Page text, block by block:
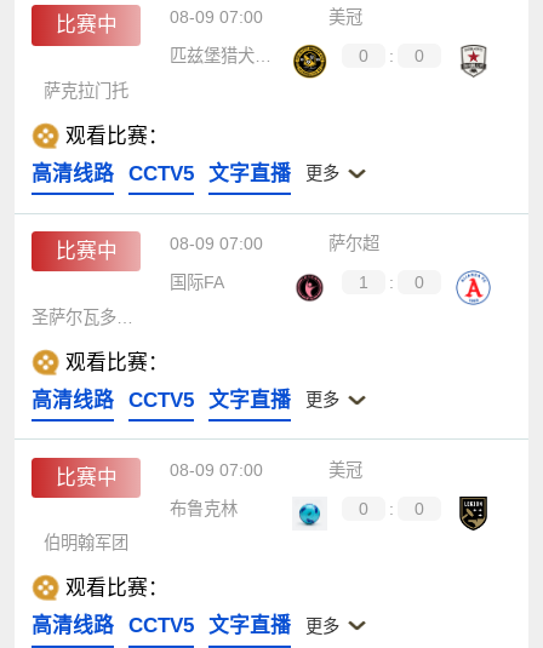
比赛中 08-09 07:00
美冠
匹兹堡猎犬河队
0 :
0
萨克拉门托
观看比赛：
高清线路
CCTV5 文字直播 更多
比赛中 08-09 07:00
萨尔超
国际FA
1 :
0
观看比赛：
高清线路
CCTV5 文字直播 更多
比赛中 08-09 07:00
美冠
布鲁克林
0 :
0
伯明翰军团
观看比赛：
高清线路
CCTV5 文字直播 更多